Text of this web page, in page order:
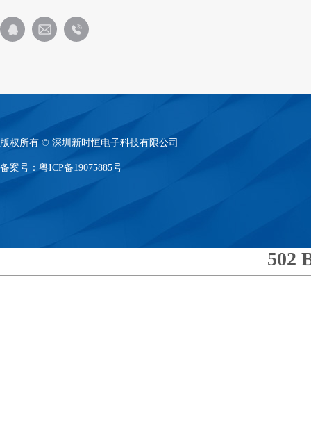
版权所有 © 深圳新时恒电子科技有限公司
备案号： 粤ICP备19075885号
502